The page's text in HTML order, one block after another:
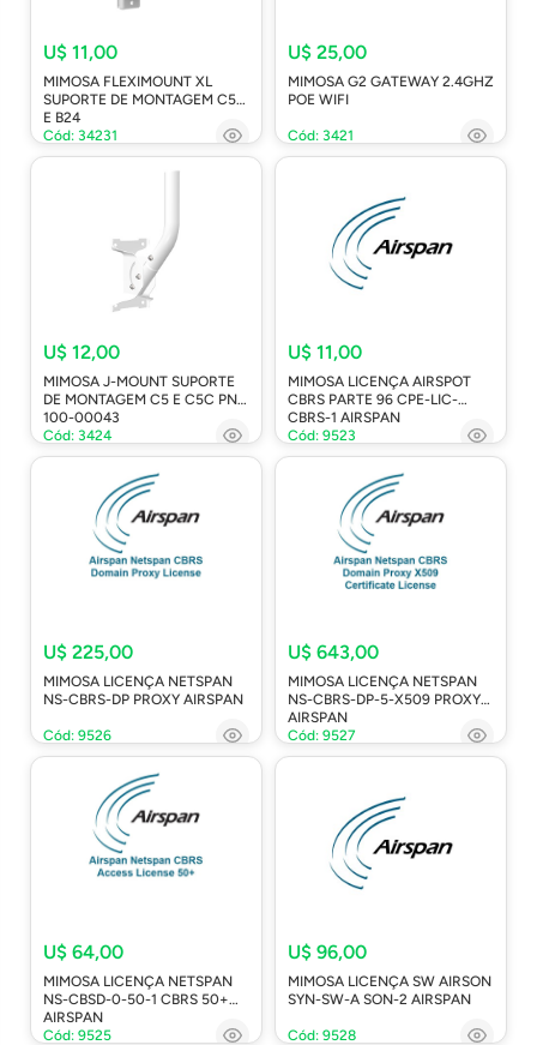
U$ 11,00
MIMOSA FLEXIMOUNT XL
SUPORTE DE MONTAGEM C5X
E B24
Cód: 34231
U$ 25,00
MIMOSA G2 GATEWAY 2.4GHZ
POE WIFI
Cód: 3421
U$ 12,00
MIMOSA J-MOUNT SUPORTE
DE MONTAGEM C5 E C5C PN:
100-00043
Cód: 3424
U$ 11,00
MIMOSA LICENÇA AIRSPOT
CBRS PARTE 96 CPE-LIC-
CBRS-1 AIRSPAN
Cód: 9523
U$ 225,00
MIMOSA LICENÇA NETSPAN
NS-CBRS-DP PROXY AIRSPAN
Cód: 9526
U$ 643,00
MIMOSA LICENÇA NETSPAN
NS-CBRS-DP-5-X509 PROXY
AIRSPAN
Cód: 9527
U$ 64,00
MIMOSA LICENÇA NETSPAN
NS-CBSD-0-50-1 CBRS 50+
AIRSPAN
Cód: 9525
U$ 96,00
MIMOSA LICENÇA SW AIRSON
SYN-SW-A SON-2 AIRSPAN
Cód: 9528